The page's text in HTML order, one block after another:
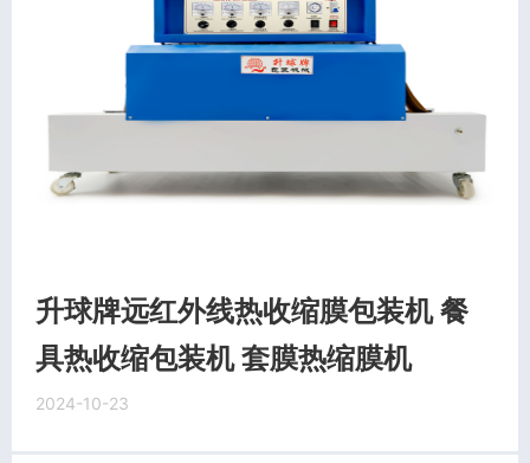
升球牌远红外线热收缩膜包装机 餐
具热收缩包装机 套膜热缩膜机
2024-10-23